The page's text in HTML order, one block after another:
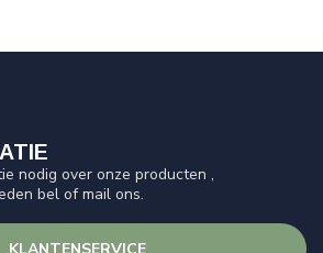
nodig over onze producten ,
bel of mail ons.